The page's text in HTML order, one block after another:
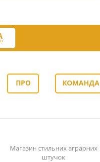
ПРО
КОМАНДА
Магазин стильних аграрних
штучок